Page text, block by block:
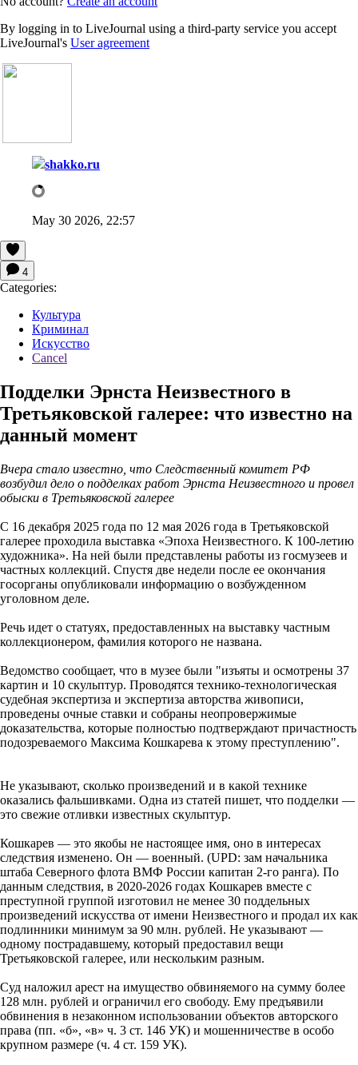
By logging in to LiveJournal using a third-party service you accept
LiveJournal's User agreement
shakko.ru
May 30 2026, 22:57
4
Categories:
Культура
Криминал
Искусство
Cancel
Подделки Эрнста Неизвестного в
Третьяковской галерее: что известно на
данный момент
Вчера стало известно, что Следственный комитет РФ
возбудил дело о подделках работ Эрнста Неизвестного и провел
обыски в Третьяковской галерее
С 16 декабря 2025 года по 12 мая 2026 года в Третьяковской
галерее проходила выставка «Эпоха Неизвестного. К 100-летию
художника». На ней были представлены работы из госмузеев и
частных коллекций. Спустя две недели после ее окончания
госорганы опубликовали информацию о возбужденном
уголовном деле.
Речь идет о статуях, предоставленных на выставку частным
коллекционером, фамилия которого не названа.
Ведомство сообщает, что в музее были "изъяты и осмотрены 37
картин и 10 скульптур. Проводятся технико-технологическая
судебная экспертиза и экспертиза авторства живописи,
проведены очные ставки и собраны неопровержимые
доказательства, которые полностью подтверждают причастность
подозреваемого Максима Кошкарева к этому преступлению".
Не указывают, сколько произведений и в какой технике
оказались фальшивками. Одна из статей пишет, что подделки —
это свежие отливки известных скульптур.
Кошкарев — это якобы не настоящее имя, оно в интересах
следствия изменено. Он — военный. (UPD: зам начальника
штаба Северного флота ВМФ России капитан 2-го ранга). По
данным следствия, в 2020-2026 годах Кошкарев вместе с
преступной группой изготовил не менее 30 поддельных
произведений искусства от имени Неизвестного и продал их как
подлинники минимум за 90 млн. рублей. Не указывают —
одному пострадавшему, который предоставил вещи
Третьяковской галерее, или нескольким разным.
Суд наложил арест на имущество обвиняемого на сумму более
128 млн. рублей и ограничил его свободу. Ему предъявили
обвинения в незаконном использовании объектов авторского
права (пп. «б», «в» ч. 3 ст. 146 УК) и мошенничестве в особо
крупном размере (ч. 4 ст. 159 УК).